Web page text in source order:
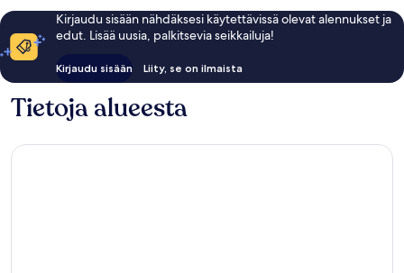
Kirjaudu sisään nähdäksesi käytettävissä olevat alennukset ja
edut. Lisää uusia, palkitsevia seikkailuja!
Kirjaudu sisään Liity, se on ilmaista
Tietoja alueesta